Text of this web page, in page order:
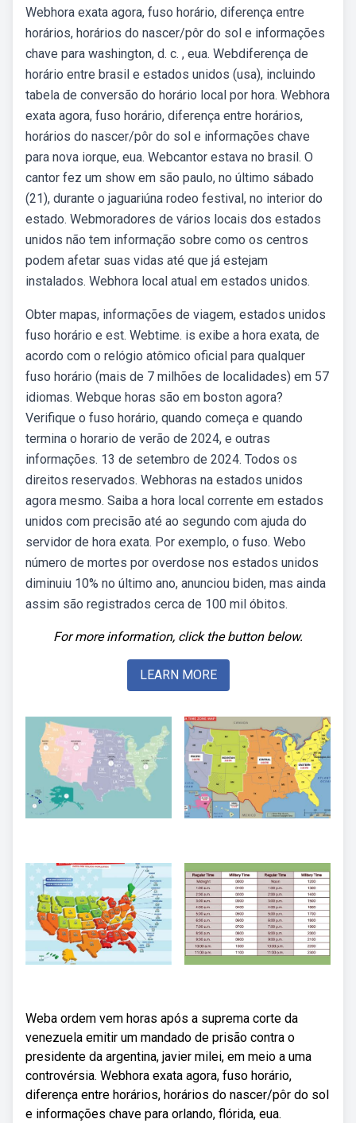
Webhora exata agora, fuso horário, diferença entre
horários, horários do nascer/pôr do sol e informações
chave para washington, d. c. , eua. Webdiferença de
horário entre brasil e estados unidos (usa), incluindo
tabela de conversão do horário local por hora. Webhora
exata agora, fuso horário, diferença entre horários,
horários do nascer/pôr do sol e informações chave
para nova iorque, eua. Webcantor estava no brasil. O
cantor fez um show em são paulo, no último sábado
(21), durante o jaguariúna rodeo festival, no interior do
estado. Webmoradores de vários locais dos estados
unidos não tem informação sobre como os centros
podem afetar suas vidas até que já estejam
instalados. Webhora local atual em estados unidos.
Obter mapas, informações de viagem, estados unidos
fuso horário e est. Webtime. is exibe a hora exata, de
acordo com o relógio atômico oficial para qualquer
fuso horário (mais de 7 milhões de localidades) em 57
idiomas. Webque horas são em boston agora?
Verifique o fuso horário, quando começa e quando
termina o horario de verão de 2024, e outras
informações. 13 de setembro de 2024. Todos os
direitos reservados. Webhoras na estados unidos
agora mesmo. Saiba a hora local corrente em estados
unidos com precisão até ao segundo com ajuda do
servidor de hora exata. Por exemplo, o fuso. Webo
número de mortes por overdose nos estados unidos
diminuiu 10% no último ano, anunciou biden, mas ainda
assim são registrados cerca de 100 mil óbitos.
For more information, click the button below.
LEARN MORE
Weba ordem vem horas após a suprema corte da
venezuela emitir um mandado de prisão contra o
presidente da argentina, javier milei, em meio a uma
controvérsia. Webhora exata agora, fuso horário,
diferença entre horários, horários do nascer/pôr do sol
e informações chave para orlando, flórida, eua.